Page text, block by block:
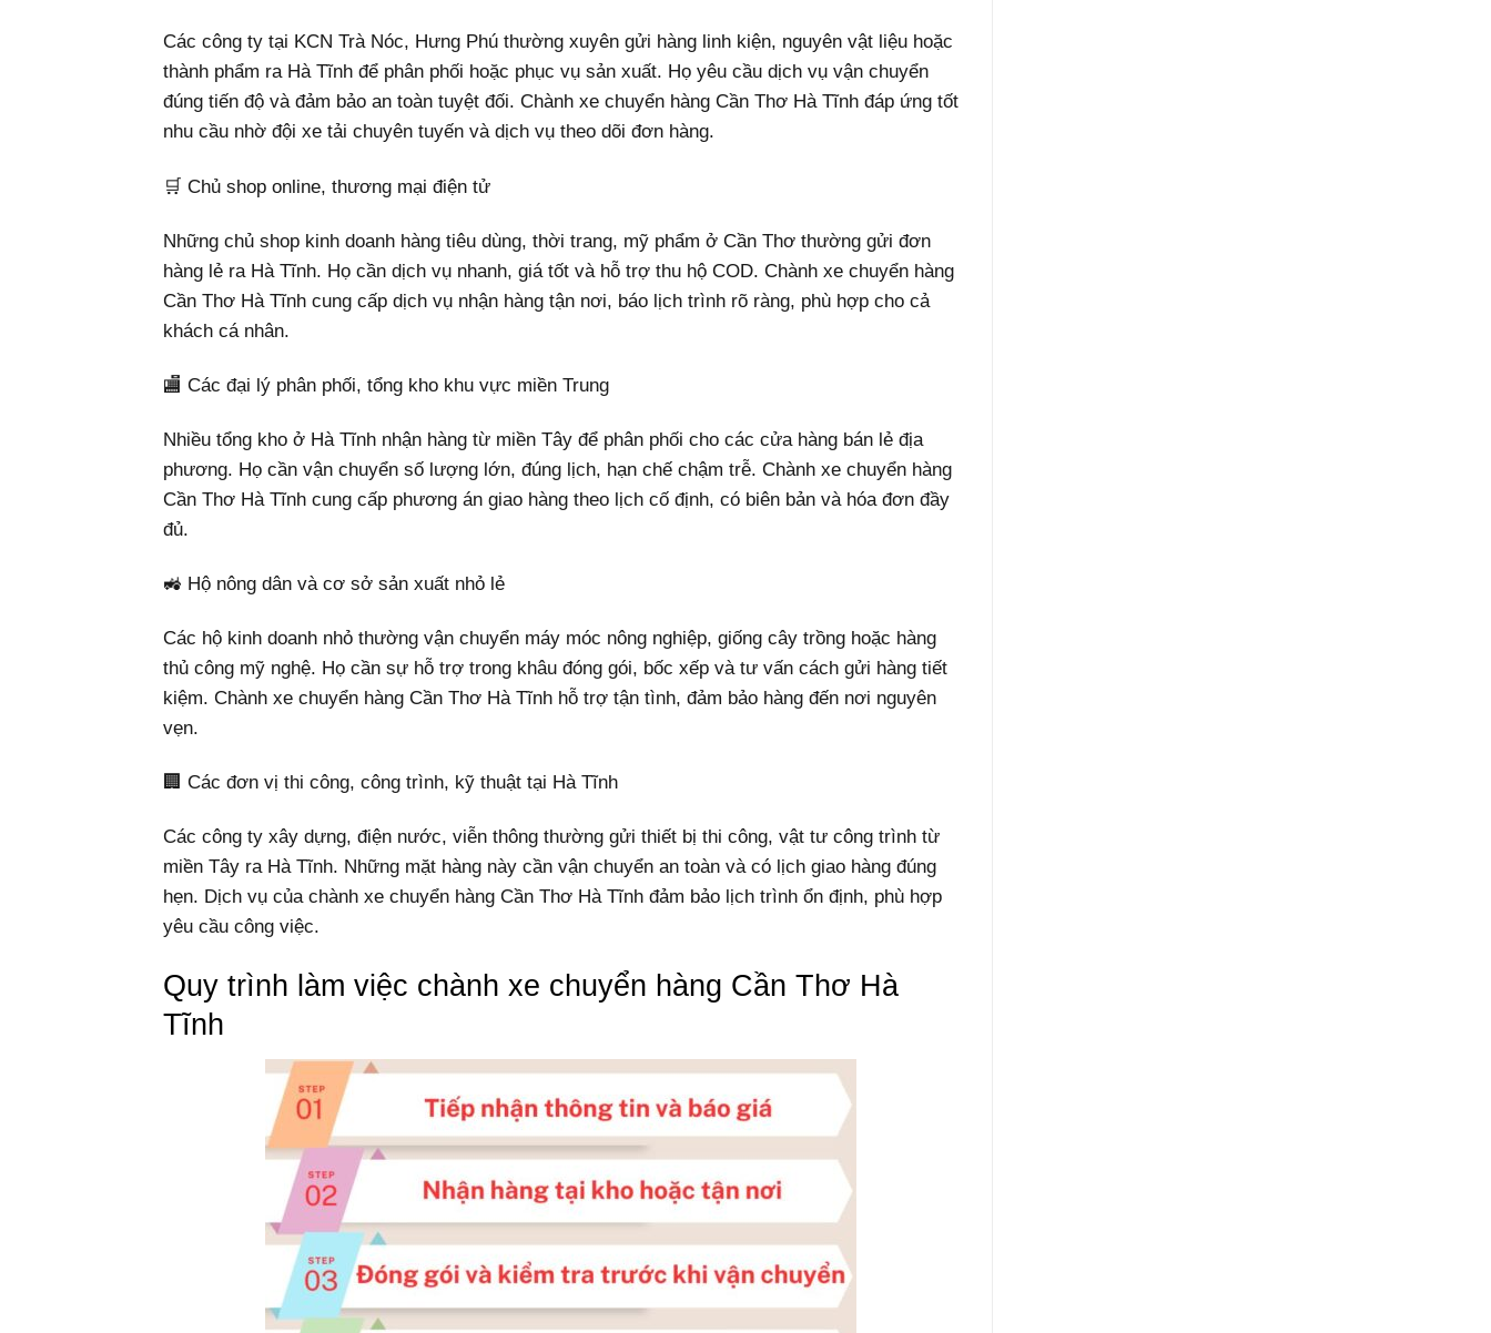
Các công ty tại KCN Trà Nóc, Hưng Phú thường xuyên gửi hàng linh kiện, nguyên vật liệu hoặc
thành phẩm ra Hà Tĩnh để phân phối hoặc phục vụ sản xuất. Họ yêu cầu dịch vụ vận chuyển
đúng tiến độ và đảm bảo an toàn tuyệt đối. Chành xe chuyển hàng Cần Thơ Hà Tĩnh đáp ứng tốt
nhu cầu nhờ đội xe tải chuyên tuyến và dịch vụ theo dõi đơn hàng.
🛒 Chủ shop online, thương mại điện tử
Những chủ shop kinh doanh hàng tiêu dùng, thời trang, mỹ phẩm ở Cần Thơ thường gửi đơn
hàng lẻ ra Hà Tĩnh. Họ cần dịch vụ nhanh, giá tốt và hỗ trợ thu hộ COD. Chành xe chuyển hàng
Cần Thơ Hà Tĩnh cung cấp dịch vụ nhận hàng tận nơi, báo lịch trình rõ ràng, phù hợp cho cả
khách cá nhân.
🏬 Các đại lý phân phối, tổng kho khu vực miền Trung
Nhiều tổng kho ở Hà Tĩnh nhận hàng từ miền Tây để phân phối cho các cửa hàng bán lẻ địa
phương. Họ cần vận chuyển số lượng lớn, đúng lịch, hạn chế chậm trễ. Chành xe chuyển hàng
Cần Thơ Hà Tĩnh cung cấp phương án giao hàng theo lịch cố định, có biên bản và hóa đơn đầy
đủ.
🚜 Hộ nông dân và cơ sở sản xuất nhỏ lẻ
Các hộ kinh doanh nhỏ thường vận chuyển máy móc nông nghiệp, giống cây trồng hoặc hàng
thủ công mỹ nghệ. Họ cần sự hỗ trợ trong khâu đóng gói, bốc xếp và tư vấn cách gửi hàng tiết
kiệm. Chành xe chuyển hàng Cần Thơ Hà Tĩnh hỗ trợ tận tình, đảm bảo hàng đến nơi nguyên
vẹn.
🏢 Các đơn vị thi công, công trình, kỹ thuật tại Hà Tĩnh
Các công ty xây dựng, điện nước, viễn thông thường gửi thiết bị thi công, vật tư công trình từ
miền Tây ra Hà Tĩnh. Những mặt hàng này cần vận chuyển an toàn và có lịch giao hàng đúng
hẹn. Dịch vụ của chành xe chuyển hàng Cần Thơ Hà Tĩnh đảm bảo lịch trình ổn định, phù hợp
yêu cầu công việc.
Quy trình làm việc chành xe chuyển hàng Cần Thơ Hà
Tĩnh